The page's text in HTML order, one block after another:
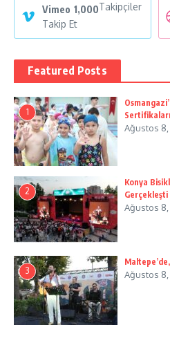
Vimeo 1,000Takipçiler
Takip Et
Featured Posts
1
Ağustos 8,
2
Konya
Gerçekleşti
Ağustos 8,
3 Ağustos 8,